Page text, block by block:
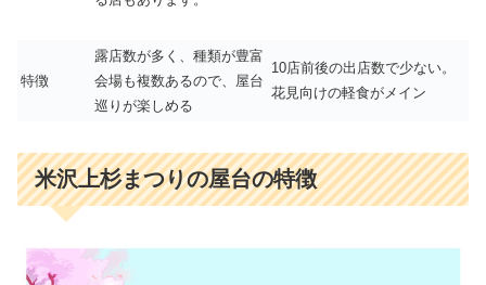
特徴
露店数が多く、種類が豊富
会場も複数あるので、屋台
巡りが楽しめる
10店前後の出店数で少ない。
花見向けの軽食がメイン
米沢上杉まつりの屋台の特徴